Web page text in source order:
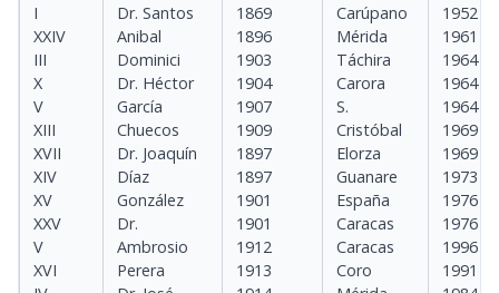
I
XXIV
III
X
V
XIII
XVII
XIV
XV
XXV
V
XVI
Dr. Santos
Anibal
Dominici
Dr. Héctor
García
Chuecos
Dr. Joaquín
Díaz
González
Dr.
Ambrosio
Perera
1869
1896
1903
1904
1907
1909
1897
1897
1901
1901
1912
1913
Carúpano
Mérida
Táchira
Carora
S.
Cristóbal
Elorza
Guanare
España
Caracas
Caracas
Coro
1952
1961
1964
1964
1964
1969
1969
1973
1976
1976
1996
1991